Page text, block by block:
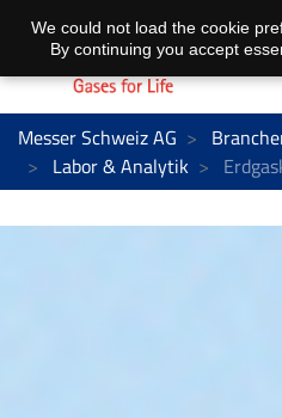
Messer Schweiz AG
Labor & Analytik
We could not load the cookie
By continuing you accept